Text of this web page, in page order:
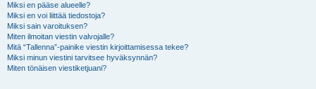
Miksi en pääse alueelle?
Miksi en voi liittää tiedostoja?
Miksi sain varoituksen?
Miten ilmoitan viestin valvojalle?
Mitä “Tallenna”-painike viestin kirjoittamisessa tekee?
Miksi minun viestini tarvitsee hyväksynnän?
Miten tönäisen viestiketjuani?